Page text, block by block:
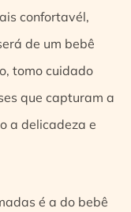
confortavél,
de um bebê
tomo cuidado
que capturam a
a delicadeza e
é a do bebê